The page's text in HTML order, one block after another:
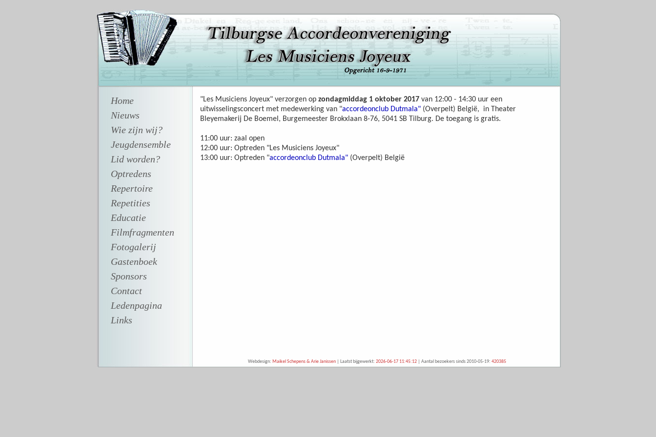
Home
Nieuws
Wie zijn wij?
Jeugdensemble
Lid worden?
Optredens
Repertoire
Repetities
Educatie
Filmfragmenten
Fotogalerij
Gastenboek
Sponsors
Contact
Ledenpagina
Links
"Les Musiciens Joyeux" verzorgen op zondagmiddag 1 oktober 2017van 12:00 - 14:30 uur een
uitwisselingsconcert met medewerking van "accordeonclub Dutmala"(Overpelt) België, in Theater
Bleyemakerij De Boemel, Burgemeester Brokxlaan 8-76, 5041 SB Tilburg. De toegang is gratis.
11:00 uur: zaal open
12:00 uur: Optreden "Les Musiciens Joyeux"
13:00 uur: Optreden "accordeonclub Dutmala"(Overpelt) België
Webdesign: Maikel Schepens & Arie Janissen| Laatst bijgewerkt: 2026-06-17 11:45:12| Aantal bezoekers sinds 2010-05-19: 420385